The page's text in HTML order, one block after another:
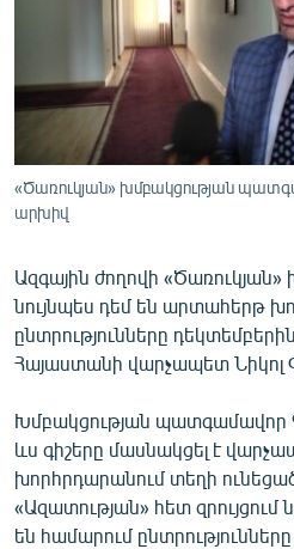
ՄԵԿՆԱԲԱՆՈՒԹՅՈՒՆ
ՏՏ ԵՒ ԻՆՏԵՐՆԵՏ
ԿՈՐՈՆԱՎԻՐՈՒՍ
ԱՐԽԻՎ
ՏԵՍԱՆՅՈՒԹԵՐ
ԲԱՆԱՎԵՃ
ՁԳՏԵԼՈՎ ԼԱՎԱԳՈՒՅՆԻՆ
ՓՈԴՔԱՍԹ
Հայերեն
English
Русский
«Ծառուկյան» խմբակցության
արխիվ
Ազգային ժողովի «Ծառուկյան»
նույնպես դեմ են արտահերթ
ընտրությունները
Հայաստանի վարչապետ Նիկոլ
Խմբակցության պատգամավոր
ևս գիշերը մասնակցել է
խորհրդարանում տեղի
«Ազատության» հետ զրույցում
են համարում